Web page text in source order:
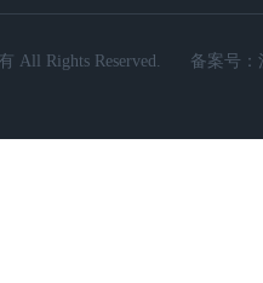
All Rights Reserved. 备案号：